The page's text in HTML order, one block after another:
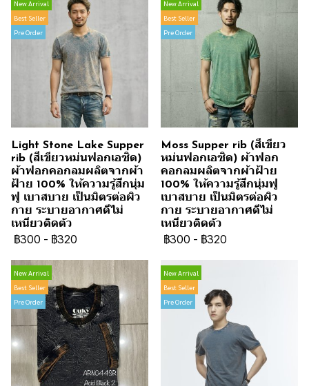
New Arrival
Best Seller
Pre Order
Light Stone Lake Supper
rib (สีเขียวหม่นฟอกเอซิด)
ผ้าฟอกคอกลมผลิตจากผ้า
ฝ้าย 100% ให้ความรู้สึกนุ่ม
ฟู เบาสบาย เป็นมิตรต่อผิว
กาย ระบายอากาศดีไม่
เหนียวติดตัว
฿300 - ฿320
New Arrival
Best Seller
Pre Order
Moss Supper rib (สีเขียว
หม่นฟอกเอซิด) ผ้าฟอก
คอกลมผลิตจากผ้าฝ้าย
100% ให้ความรู้สึกนุ่มฟู
เบาสบาย เป็นมิตรต่อผิว
กาย ระบายอากาศดีไม่
เหนียวติดตัว
฿300 - ฿320
New Arrival
Best Seller
Pre Order
New Arrival
Best Seller
Pre Order